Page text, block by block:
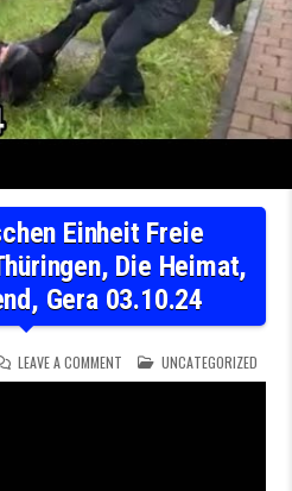
Einheit Freie
Die Heimat,
Gera 03.10.24
LEAVE A COMMENTON TAG DER DEUTSCHEN
POSTED IN
UNCATEGORIZED